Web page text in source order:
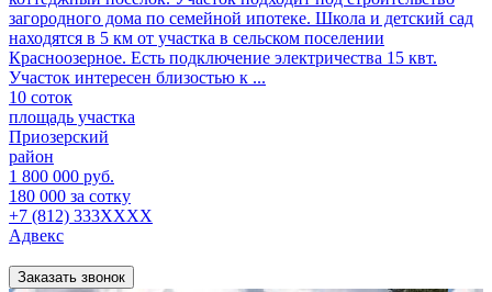
загородного дома по семейной ипотеке. Школа и детский сад
находятся в 5 км от участка в сельском поселении
Красноозерное. Есть подключение электричества 15 квт.
Участок интересен близостью к ...
10 соток
площадь участка
Приозерский
район
1 800 000 руб.
180 000 за сотку
+7 (812) 333XXXX
Адвекс
Заказать звонок